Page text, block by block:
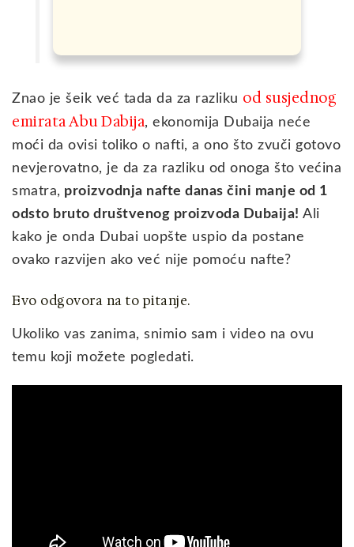
Znao je šeik već tada da za razliku od susjednog
emirata Abu Dabija, ekonomija Dubaija neće
moći da ovisi toliko o nafti, a ono što zvuči gotovo
nevjerovatno, je da za razliku od onoga što većina
smatra, proizvodnja nafte danas čini manje od 1
odsto bruto društvenog proizvoda Dubaija! Ali
kako je onda Dubai uopšte uspio da postane
ovako razvijen ako već nije pomoću nafte?
Evo odgovora na to pitanje.
Ukoliko vas zanima, snimio sam i video na ovu
temu koji možete pogledati.